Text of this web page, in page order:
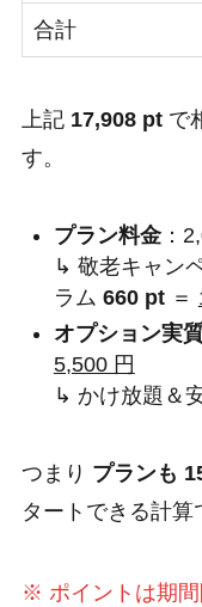
合計
上記 17,908 ptで
す。
プラン料金：
↳ 敬老キャン
ラム 660 pt＝
オプション実
5,500 円
↳ かけ放題＆
つまり プランも
タートできる計算
※ ポイントは期